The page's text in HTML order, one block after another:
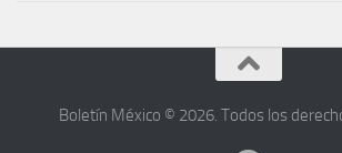
Boletín México © 2026. Todos los